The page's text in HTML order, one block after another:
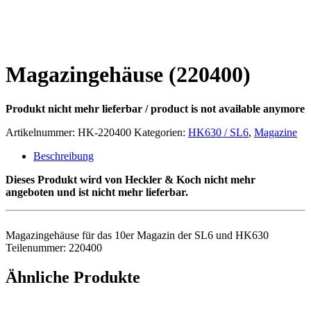
Magazingehäuse (220400)
Produkt nicht mehr lieferbar / product is not available anymore
Artikelnummer: HK-220400 Kategorien: HK630 / SL6, Magazine
Beschreibung
Dieses Produkt wird von Heckler & Koch nicht mehr
angeboten und ist nicht mehr lieferbar.
Magazingehäuse für das 10er Magazin der SL6 und HK630
Teilenummer: 220400
Ähnliche Produkte